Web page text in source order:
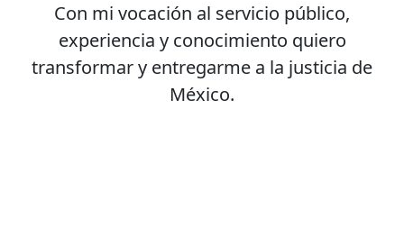
Con mi vocación al servicio público,
experiencia y conocimiento quiero
transformar y entregarme a la justicia de
México.